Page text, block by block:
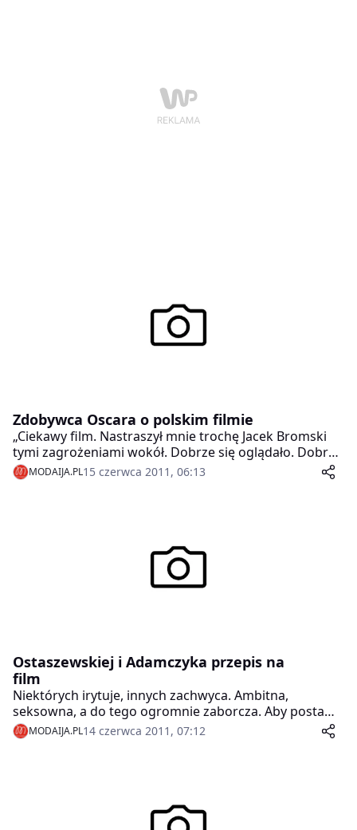
Zdobywca Oscara o polskim filmie
„Ciekawy film. Nastraszył mnie trochę Jacek Bromski
tymi zagrożeniami wokół. Dobrze się oglądało. Dobry
film” – tak o filmie Uwikłanie mówi zdobywca Oscara,
Allan Starski.
MODAIJA.PL15 czerwca 2011, 06:13
Ostaszewskiej i Adamczyka przepis na
film
Niektórych irytuje, innych zachwyca. Ambitna,
seksowna, a do tego ogromnie zaborcza. Aby postawić
na swoim – potrafi najprzystojniejszego mężczyznę
zamienić w „żabcię”.
MODAIJA.PL14 czerwca 2011, 07:12